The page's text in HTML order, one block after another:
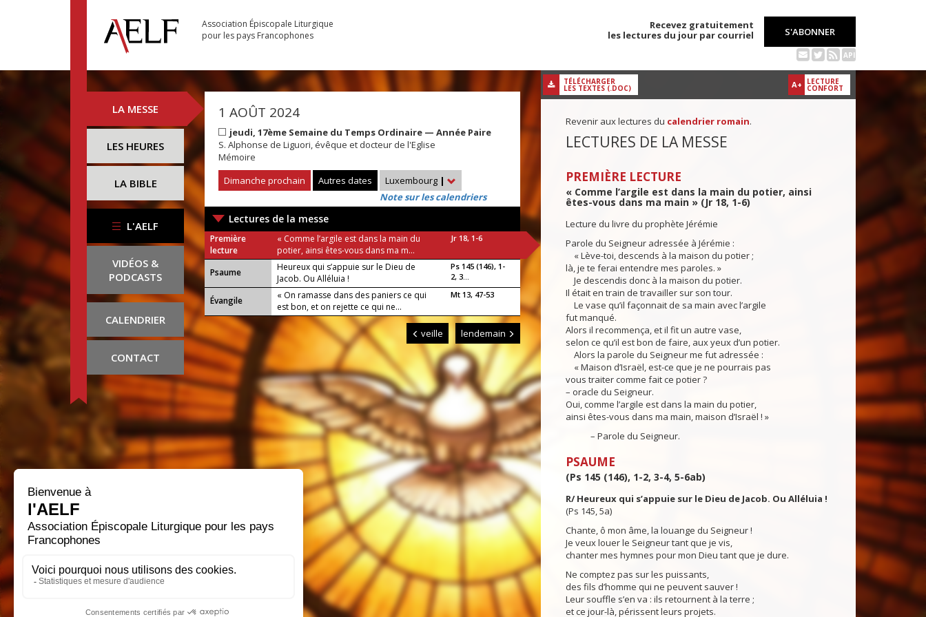
Association Épiscopale Liturgique
pour les pays Francophones
Recevez gratuitement
les lectures du jour par courriel
S'ABONNER
API
LA MESSE
LES HEURES
LA BIBLE
L'AELF
VIDÉOS &
PODCASTS
CALENDRIER
CONTACT
1 AOÛT 2024
jeudi, 17ème Semaine du Temps Ordinaire — Année Paire
S. Alphonse de Liguori, évêque et docteur de l'Eglise
Mémoire
Dimanche prochain
Autres dates Luxembourg |
Note sur les calendriers
Lectures de la messe
Première
lecture
« Comme l’argile est dans la main du
potier, ainsi êtes-vous dans ma m...
Jr 18, 1-6
Psaume
Heureux qui s’appuie sur le Dieu de
Jacob. Ou Alléluia !
Ps 145 (146), 1-
2, 3...
Évangile
« On ramasse dans des paniers ce qui
est bon, et on rejette ce qui ne...
Mt 13, 47-53
veille lendemain
A+ LECTURE
CONFORT
TÉLÉCHARGER
LES TEXTES (.DOC)
Revenir aux lectures du calendrier romain.
LECTURES DE LA MESSE
PREMIÈRE LECTURE
« Comme l’argile est dans la main du potier, ainsi
êtes-vous dans ma main » (Jr 18, 1-6)
Lecture du livre du prophète Jérémie
Parole du Seigneur adressée à Jérémie :
« Lève-toi, descends à la maison du potier ;
là, je te ferai entendre mes paroles. »
Je descendis donc à la maison du potier.
Il était en train de travailler sur son tour.
Le vase qu’il façonnait de sa main avec l’argile
fut manqué.
Alors il recommença, et il fit un autre vase,
selon ce qu’il est bon de faire, aux yeux d’un potier.
Alors la parole du Seigneur me fut adressée :
« Maison d’Israël, est-ce que je ne pourrais pas
vous traiter comme fait ce potier ?
– oracle du Seigneur.
Oui, comme l’argile est dans la main du potier,
ainsi êtes-vous dans ma main, maison d’Israël ! »
– Parole du Seigneur.
PSAUME
(Ps 145 (146), 1-2, 3-4, 5-6ab)
R/ Heureux qui s’appuie sur le Dieu de Jacob. Ou Alléluia !
(Ps 145, 5a)
Chante, ô mon âme, la louange du Seigneur !
Je veux louer le Seigneur tant que je vis,
chanter mes hymnes pour mon Dieu tant que je dure.
Ne comptez pas sur les puissants,
des fils d’homme qui ne peuvent sauver !
Leur souffle s’en va : ils retournent à la terre ;
et ce jour-là, périssent leurs projets.